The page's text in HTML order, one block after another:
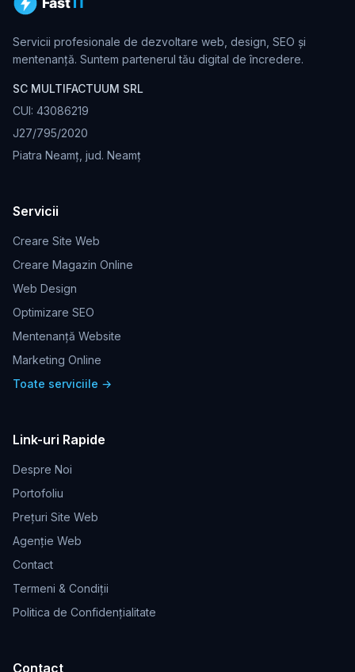
Servicii profesionale de dezvoltare web, design, SEO și
mentenanță. Suntem partenerul tău digital de încredere.
SC MULTIFACTUUM SRL
CUI: 43086219
J27/795/2020
Piatra Neamț, jud. Neamț
Servicii
Creare Site Web
Creare Magazin Online
Web Design
Optimizare SEO
Mentenanță Website
Marketing Online
Toate serviciile →
Link-uri Rapide
Despre Noi
Portofoliu
Prețuri Site Web
Agenție Web
Contact
Termeni & Condiții
Politica de Confidențialitate
Contact